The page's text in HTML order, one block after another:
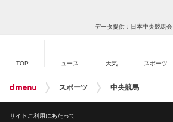
データ提供：日本中央競馬会
TOP ニュース 天気 スポーツ
スポーツ 中央競馬
サイトご利用にあたって